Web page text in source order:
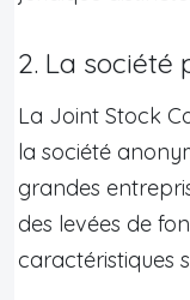
2. La société
La Joint Stock
la société
grandes
des levées de
caractéristiques